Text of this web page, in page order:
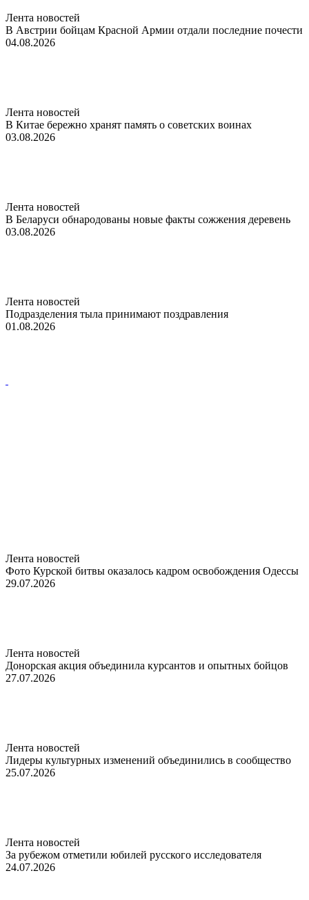
Лента новостей
В Австрии бойцам Красной Армии отдали последние почести
04.08.2026
Лента новостей
В Китае бережно хранят память о советских воинах
03.08.2026
Лента новостей
В Беларуси обнародованы новые факты сожжения деревень
03.08.2026
Лента новостей
Подразделения тыла принимают поздравления
01.08.2026
Лента новостей
Фото Курской битвы оказалось кадром освобождения Одессы
29.07.2026
Лента новостей
Донорская акция объединила курсантов и опытных бойцов
27.07.2026
Лента новостей
Лидеры культурных изменений объединились в сообщество
25.07.2026
Лента новостей
За рубежом отметили юбилей русского исследователя
24.07.2026